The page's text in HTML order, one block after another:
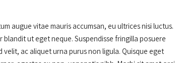
augue vitae mauris accumsan, eu ultrices nisi luctus.
ut eget neque. Suspendisse fringilla posuere
ac aliquet urna purus non ligula. Quisque eget